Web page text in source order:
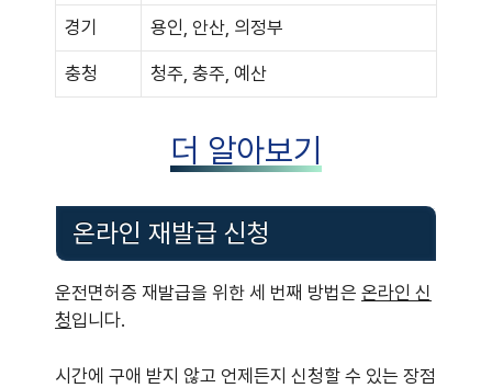
경기 용인, 안산, 의정부
충청 청주, 충주, 예산
더 알아보기
온라인 재발급 신청
운전면허증 재발급을 위한 세 번째 방법은 온라인 신
청입니다.
시간에 구애 받지 않고 언제든지 신청할 수 있는 장점